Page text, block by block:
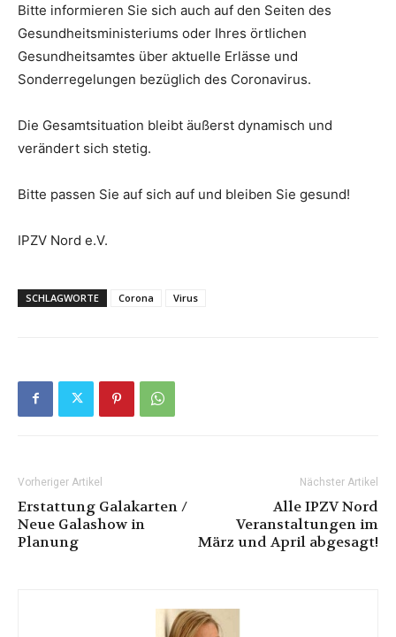
Bitte informieren Sie sich auch auf den Seiten des
Gesundheitsministeriums oder Ihres örtlichen
Gesundheitsamtes über aktuelle Erlässe und
Sonderregelungen bezüglich des Coronavirus.
Die Gesamtsituation bleibt äußerst dynamisch und
verändert sich stetig.
Bitte passen Sie auf sich auf und bleiben Sie gesund!
IPZV Nord e.V.
SCHLAGWORTE Corona Virus
Vorheriger Artikel
Erstattung Galakarten /
Neue Galashow in
Planung
Nächster Artikel
Alle IPZV Nord
Veranstaltungen im
März und April abgesagt!